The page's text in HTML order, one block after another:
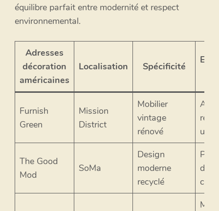
équilibre parfait entre modernité et respect
environnemental.
Adresses
décoration
américaines
Localisation Spécificité
Furnish
Green
Mission
District
Mobilier
vintage
rénové
The Good
Mod
SoMa
Design
moderne
recyclé